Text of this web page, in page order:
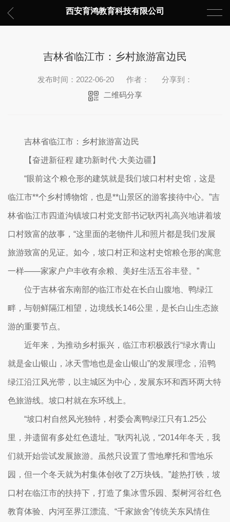
西安育鸿教育科技有限公司
吉林省临江市：乡村旅游富边民
发布时间：2022-06-20 作者：
分享到：
二维码分享
吉林省临江市：乡村旅游富边民
【奋进新征程 建功新时代·大美边疆】
“眼前这个粮仓形的建筑就是我们坡口村村史馆，这是
临江市**个乡村博物馆，也是**山景区的游客接待中心。”吉
林省临江市四道沟镇坡口村党支部书记耿丙礼高兴地讲着坡
口村致富的故事，“这里面的老物件儿和照片都是我们发展
旅游致富的见证。如今，坡口村正和这村史馆粮仓形的寓意
一样——家家户户丰收有余粮、美好生活五谷丰登。”
位于吉林省东南部的临江市处在长白山腹地、鸭绿江
畔，与朝鲜隔江相望，边境线长146公里，是长白山生态旅
游的重要节点。
近年来，为推动乡村振兴，临江市积极践行“绿水青山
就是金山银山，冰天雪地也是金山银山”的发展理念，沿鸭
绿江沿江风光带，以主城区为中心，发展东环和西环两大特
色旅游线。坡口村就在东环线上。
“坡口村自然风光独特，村委会离鸭绿江只有1.25公
里，并遗留有多处红色遗址。”耿丙礼说，“2014年冬天，我
们就开始尝试发展旅游。虽然只设置了雪地摩托和雪地乐
园，但一个冬天就为村集体创收了2万块钱。”趁热打铁，坡
口村在临江市的扶持下，打造了集冰雪乐园、梨树河谷红色
教育体验、内河至界江漂流、“千家旅舍”传统关东风情住